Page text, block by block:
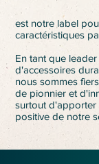
est notre label
caractéristiques
En tant que
d'accessoires
nous sommes
de pionnier et
surtout d'apporter
positive de notre